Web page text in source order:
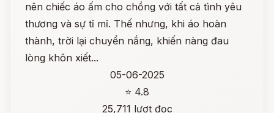
nên chiếc áo ấm cho chồng với tất cả tình yêu
thương và sự tỉ mỉ. Thế nhưng, khi áo hoàn
thành, trời lại chuyển nắng, khiến nàng đau
lòng khôn xiết...
05-06-2025
⭐ 4.8
25,711 lượt đọc